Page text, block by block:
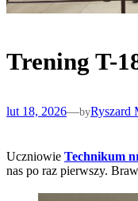
Trening T-
lut 18, 2026—byRyszard
Uczniowie Technikum
nas po raz pierwszy.